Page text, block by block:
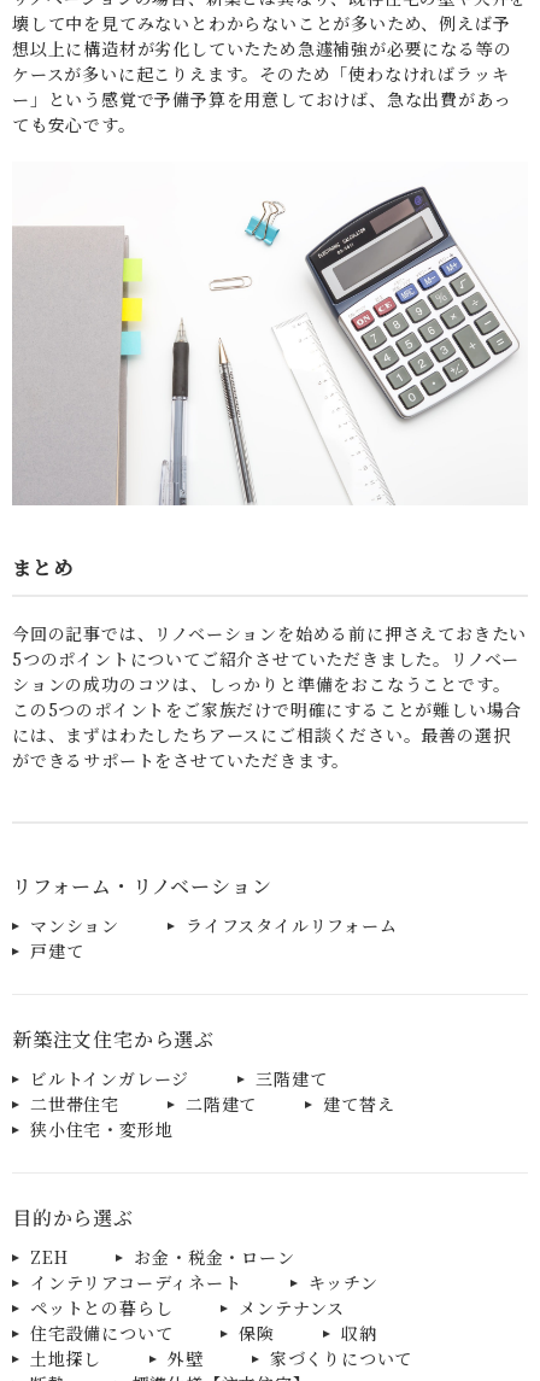
壊して中を見てみないとわからないことが多いため、例えば予
想以上に構造材が劣化していたため急遽補強が必要になる等の
ケースが多いに起こりえます。そのため「使わなければラッキ
ー」という感覚で予備予算を用意しておけば、急な出費があっ
ても安心です。
まとめ
今回の記事では、リノベーションを始める前に押さえておきたい
5つのポイントについてご紹介させていただきました。リノベー
ションの成功のコツは、しっかりと準備をおこなうことです。
この5つのポイントをご家族だけで明確にすることが難しい場合
には、まずはわたしたちアースにご相談ください。最善の選択
ができるサポートをさせていただきます。
リフォーム・リノベーション
マンション
ライフスタイルリフォーム
戸建て
新築注文住宅から選ぶ
ビルトインガレージ
三階建て
二世帯住宅
二階建て
建て替え
狭小住宅・変形地
目的から選ぶ
ZEH
お金・税金・ローン
インテリアコーディネート
キッチン
ペットとの暮らし
メンテナンス
住宅設備について
保険
収納
土地探し
外壁
家づくりについて